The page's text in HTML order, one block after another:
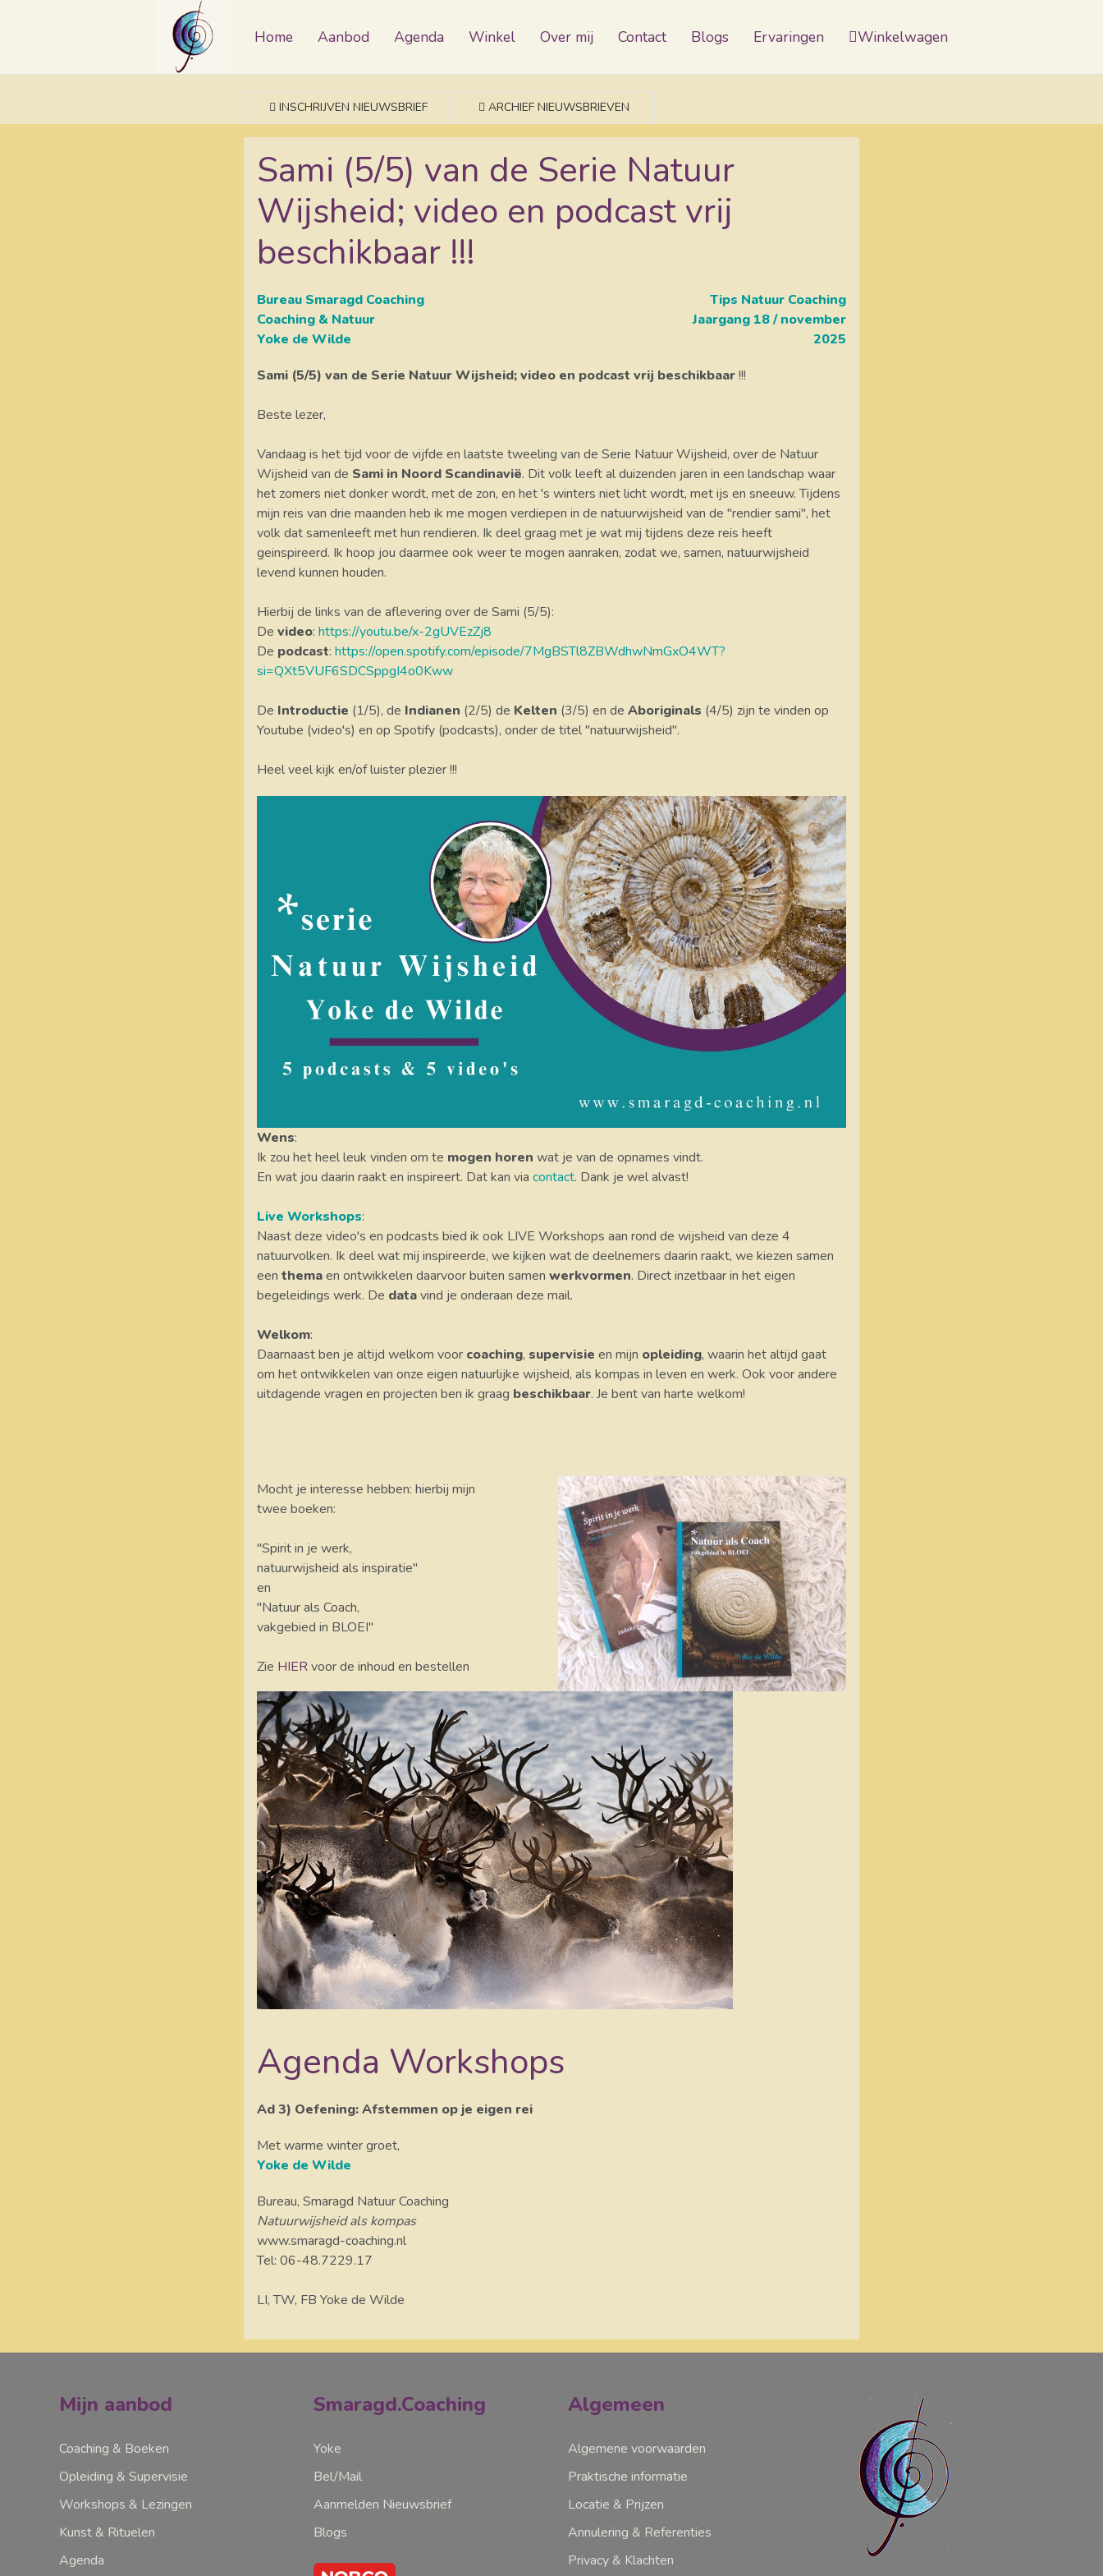
Home Aanbod Agenda Winkel Over mij Contact Blogs Ervaringen Winkelwagen
INSCHRIJVEN NIEUWSBRIEF ARCHIEF NIEUWSBRIEVEN
Sami (5/5) van de Serie Natuur
Wijsheid; video en podcast vrij
beschikbaar !!!
Bureau Smaragd Coaching
Coaching & Natuur
Yoke de Wilde
Tips Natuur Coaching
Jaargang 18 / november
2025
Sami (5/5) van de Serie Natuur Wijsheid; video en podcast vrij beschikbaar!!!
Beste lezer,
Vandaag is het tijd voor de vijfde en laatste tweeling van de Serie Natuur Wijsheid, over de Natuur
Wijsheid van de Sami in Noord Scandinavië. Dit volk leeft al duizenden jaren in een landschap waar
het zomers niet donker wordt, met de zon, en het 's winters niet licht wordt, met ijs en sneeuw. Tijdens
mijn reis van drie maanden heb ik me mogen verdiepen in de natuurwijsheid van de "rendier sami", het
volk dat samenleeft met hun rendieren. Ik deel graag met je wat mij tijdens deze reis heeft
geinspireerd. Ik hoop jou daarmee ook weer te mogen aanraken, zodat we, samen, natuurwijsheid
levend kunnen houden.
Hierbij de links van de aflevering over de Sami (5/5):
De video: https://youtu.be/x-2gUVEzZj8
De podcast: https://open.spotify.com/episode/7MgBSTl8ZBWdhwNmGxO4WT?
si=QXt5VUF6SDCSppgI4o0Kww
De Introductie (1/5), de Indianen (2/5) de Kelten (3/5) en de Aboriginals (4/5) zijn te vinden op
Youtube (video's) en op Spotify (podcasts), onder de titel "natuurwijsheid".
Heel veel kijk en/of luister plezier !!!
Wens:
Ik zou het heel leuk vinden om te mogen horen wat je van de opnames vindt.
En wat jou daarin raakt en inspireert. Dat kan via contact. Dank je wel alvast!
Live Workshops:
Naast deze video's en podcasts bied ik ook LIVE Workshops aan rond de wijsheid van deze 4
natuurvolken. Ik deel wat mij inspireerde, we kijken wat de deelnemers daarin raakt, we kiezen samen
een themaen ontwikkelen daarvoor buiten samen werkvormen. Direct inzetbaar in het eigen
begeleidings werk. De datavind je onderaan deze mail.
Welkom:
Daarnaast ben je altijd welkom voor coaching, supervisie en mijn opleiding, waarin het altijd gaat
om het ontwikkelen van onze eigen natuurlijke wijsheid, als kompas in leven en werk. Ook voor andere
uitdagende vragen en projecten ben ik graag beschikbaar. Je bent van harte welkom!
Mocht je interesse hebben: hierbij mijn
twee boeken:
"Spirit in je werk,
natuurwijsheid als inspiratie"
en
"Natuur als Coach,
vakgebied in BLOEI"
Zie HIERvoor de inhoud en bestellen
Agenda Workshops
Ad 3) Oefening: Afstemmen op je eigen rei
Met warme winter groet,
Yoke de Wilde
Bureau, Smaragd Natuur Coaching
Natuurwijsheid als kompas
www.smaragd-coaching.nl
Tel: 06-48.7229.17
LI, TW, FB Yoke de Wilde
Mijn aanbod
Coaching & Boeken
Opleiding & Supervisie
Workshops & Lezingen
Kunst & Rituelen
Agenda
Smaragd.Coaching
Yoke
Bel/Mail
Aanmelden Nieuwsbrief
Blogs
Algemeen
Algemene voorwaarden
Praktische informatie
Locatie & Prijzen
Annulering & Referenties
Privacy & Klachten